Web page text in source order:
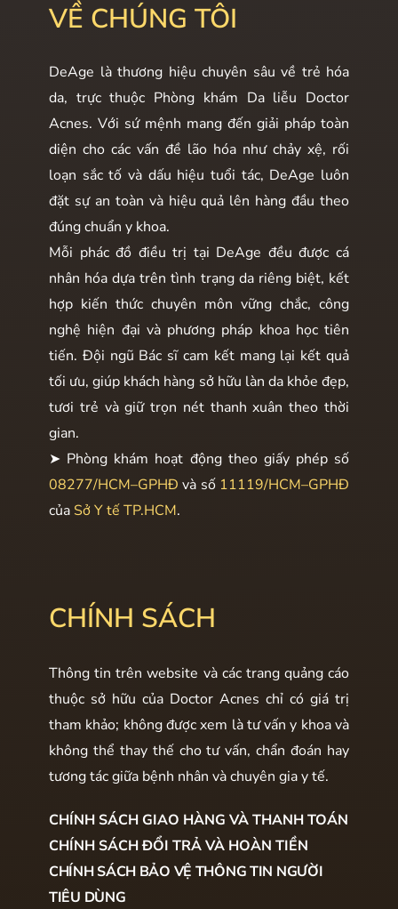
VỀ CHÚNG TÔI
DeAge là thương hiệu chuyên sâu về trẻ hóa
da, trực thuộc Phòng khám Da liễu Doctor
Acnes. Với sứ mệnh mang đến giải pháp toàn
diện cho các vấn đề lão hóa như chảy xệ, rối
loạn sắc tố và dấu hiệu tuổi tác, DeAge luôn
đặt sự an toàn và hiệu quả lên hàng đầu theo
đúng chuẩn y khoa.
Mỗi phác đồ điều trị tại DeAge đều được cá
nhân hóa dựa trên tình trạng da riêng biệt, kết
hợp kiến thức chuyên môn vững chắc, công
nghệ hiện đại và phương pháp khoa học tiên
tiến. Đội ngũ Bác sĩ cam kết mang lại kết quả
tối ưu, giúp khách hàng sở hữu làn da khỏe đẹp,
tươi trẻ và giữ trọn nét thanh xuân theo thời
gian.
➤ Phòng khám hoạt động theo giấy phép số
08277/HCM–GPHĐ và số 11119/HCM–GPHĐ
của Sở Y tế TP.HCM.
CHÍNH SÁCH
Thông tin trên website và các trang quảng cáo
thuộc sở hữu của Doctor Acnes chỉ có giá trị
tham khảo; không được xem là tư vấn y khoa và
không thể thay thế cho tư vấn, chẩn đoán hay
tương tác giữa bệnh nhân và chuyên gia y tế.
CHÍNH SÁCH GIAO HÀNG VÀ THANH TOÁN
CHÍNH SÁCH ĐỔI TRẢ VÀ HOÀN TIỀN
CHÍNH SÁCH BẢO VỆ THÔNG TIN NGƯỜI
TIÊU DÙNG